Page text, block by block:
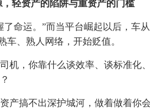
，轻资产的陷阱与重资产的门槛
命运。”而当平台崛起以后，车
车、熟人网络，开始贬值。
机，你靠什么谈效率、谈标准化
产搞不出深护城河，做着做着你